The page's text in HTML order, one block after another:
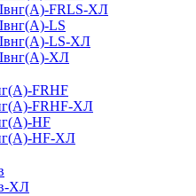
FRLS-ХЛ
LS
LS-ХЛ
ХЛ
FRHF
FRHF-ХЛ
HF
HF-ХЛ
ХЛ